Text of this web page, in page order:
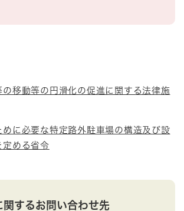
の移動等の円滑化の促進に関する法律施
に必要な特定路外駐車場の構造及び設
定める省令
関するお問い合わせ先